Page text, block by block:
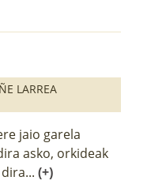
LARREA
jaio garela
asko, orkideak
dira...(+)